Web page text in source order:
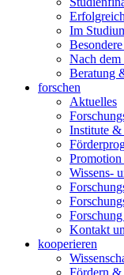
Im
Nach
Beratung
forschen
Aktuelles
Institute &
Wissens-
Kontakt
kooperieren
Fördern &